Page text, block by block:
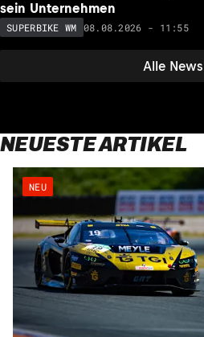
Alle News
sein Unternehmen
SUPERBIKE WM 08.08.2026 - 11:55
NEUESTE ARTIKEL
NEU